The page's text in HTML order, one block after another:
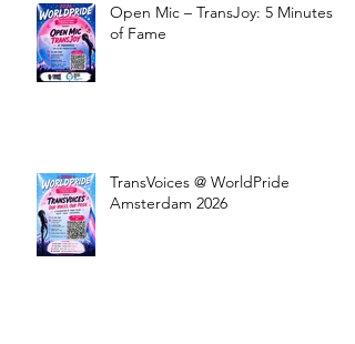
Open Mic – TransJoy: 5 Minutes
of Fame
TransVoices @ WorldPride
Amsterdam 2026